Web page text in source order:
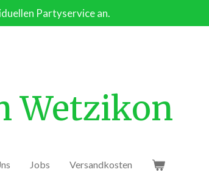
Partyservice an.
Wetzikon
Jobs Versandkosten